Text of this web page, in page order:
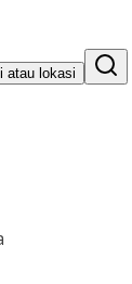
atau lokasi